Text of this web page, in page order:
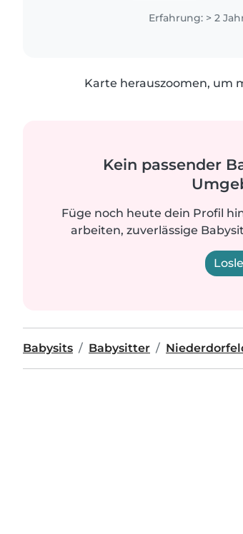
Erfahrung: > 2
Karte herauszoomen, um
Kein passender
Füge noch heute dein Profil
arbeiten, zuverlässige
Babysits Babysitter